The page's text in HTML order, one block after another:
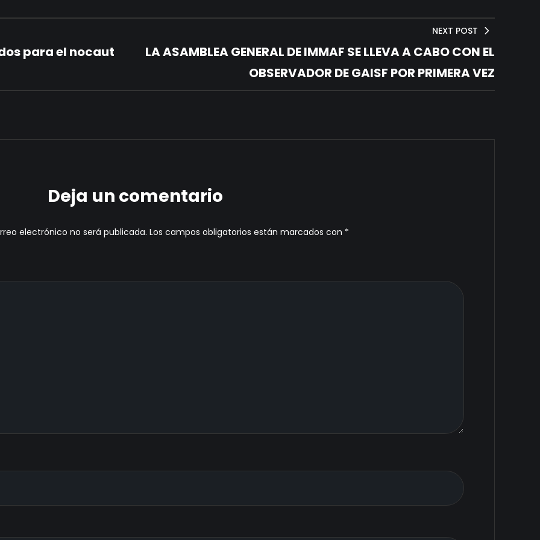
para el nocaut
NEXT POST
LA ASAMBLEA GENERAL DE IMMAF SE LLEVA A CABO CON EL
OBSERVADOR DE GAISF POR PRIMERA VEZ
Deja un comentario
electrónico no será publicada. Los campos obligatorios están marcados con *